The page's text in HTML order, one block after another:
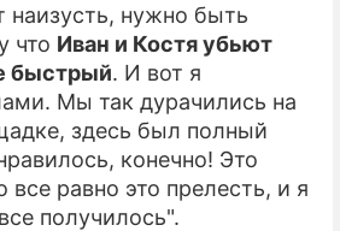
наизусть, нужно быть
что Иван и Костя убьют
быстрый. И вот я
Мы так дурачились на
здесь был полный
конечно! Это
равно это прелесть, и я
получилось".